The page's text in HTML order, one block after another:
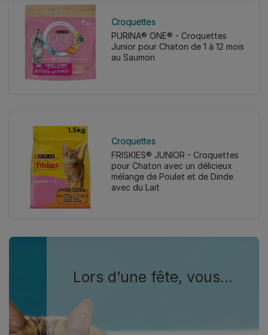
Croquettes
PURINA® ONE® - Croquettes
Junior pour Chaton de 1 à 12 mois
au Saumon
Croquettes
FRISKIES® JUNIOR - Croquettes
pour Chaton avec un délicieux
mélange de Poulet et de Dinde
avec du Lait
Lors d’une fête, vous…